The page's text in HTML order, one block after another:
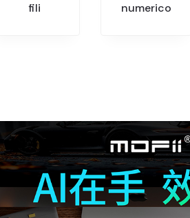
fili
numerico